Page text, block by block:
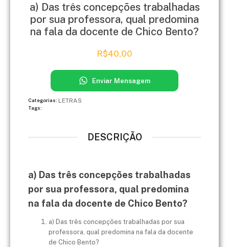
a) Das três concepções trabalhadas
por sua professora, qual predomina
na fala da docente de Chico Bento?
R$40,00
Enviar Mensagem
Categorias: LETRAS
Tags:
DESCRIÇÃO
a) Das três concepções trabalhadas
por sua professora, qual predomina
na fala da docente de Chico Bento?
a) Das três concepções trabalhadas por sua
professora, qual predomina na fala da docente
de Chico Bento?